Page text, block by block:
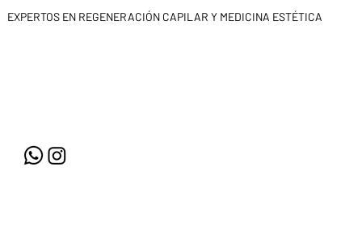
EXPERTOS EN REGENERACIÓN CAPILAR Y MEDICINA ESTÉTICA